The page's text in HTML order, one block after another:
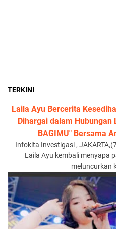
TERKINI
Laila Ayu Bercerita
Dihargai dalam Hubungan
BAGIMU" Bersama
Infokita Investigasi ,
Laila Ayu kembali menyapa
meluncurkan